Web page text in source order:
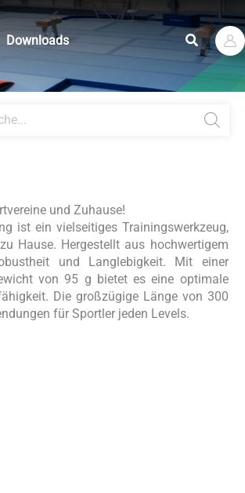
Downloads Suchen
und Zuhause!
ist ein vielseitiges Trainingswerkzeug,
Hause. Hergestellt aus hochwertigem
und Langlebigkeit. Mit einer
von 95 g bietet es eine optimale
Die großzügige Länge von 300
für Sportler jeden Levels.